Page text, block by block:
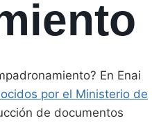
En Enai
por el Ministerio de
de documentos